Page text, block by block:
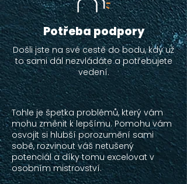
Potřeba podpory
Došli jste na své cestě do bodu, kdy už
to sami dál nezvládáte a potřebujete
vedení.
Tohle je špetka problémů, který vám
mohu změnit k lepšímu. Pomohu vám
osvojit si hlubší porozumění sami
sobě, rozvinout váš netušený
potenciál a díky tomu excelovat v
osobním mistrovství.